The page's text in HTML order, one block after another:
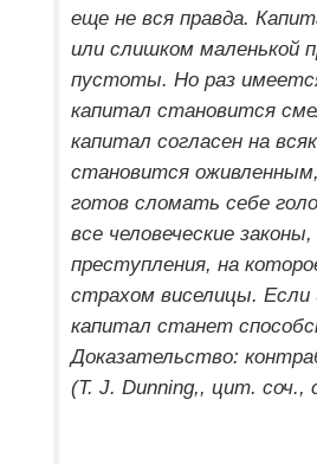
еще не вся правда.
или слишком маленькой
пустоты. Но раз
капитал становится
капитал согласен на
становится
готов сломать себе
все человеческие
преступления, на
страхом виселицы.
капитал станет
Доказательство:
(Т. J. Dunning,, цит. соч.,